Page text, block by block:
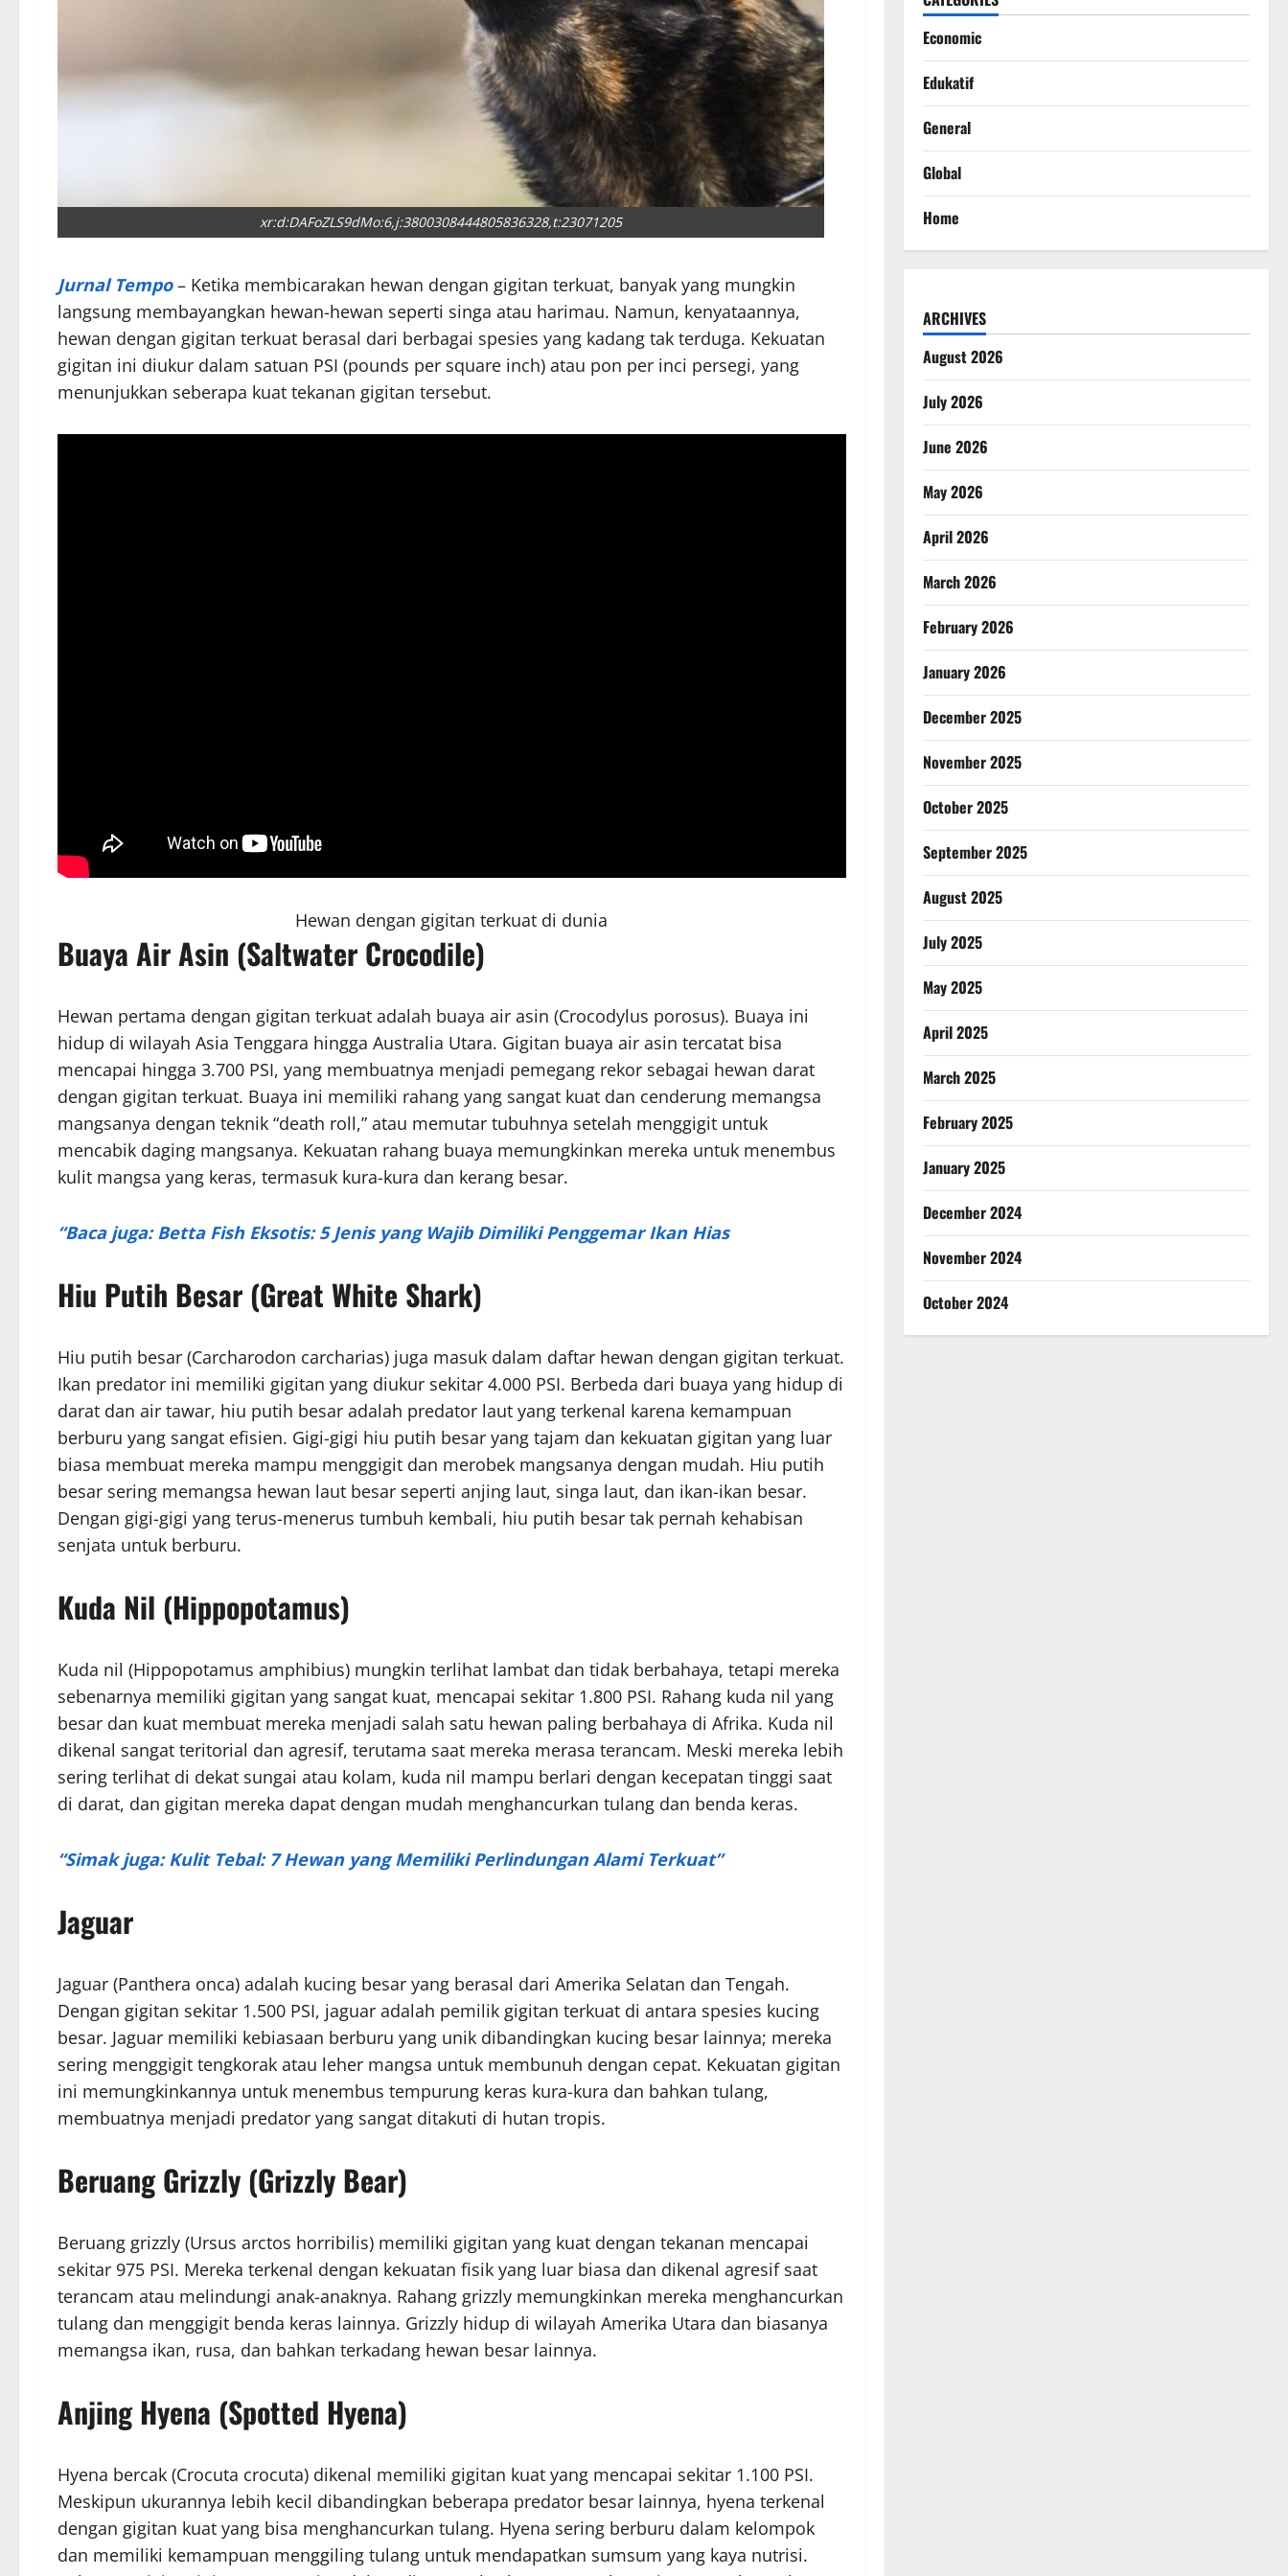
xr:d:DAFoZLS9dMo:6,j:3800308444805836328,t:23071205
Jurnal Tempo– Ketika membicarakan hewan dengan gigitan terkuat, banyak yang mungkin
langsung membayangkan hewan-hewan seperti singa atau harimau. Namun, kenyataannya,
hewan dengan gigitan terkuat berasal dari berbagai spesies yang kadang tak terduga. Kekuatan
gigitan ini diukur dalam satuan PSI (pounds per square inch) atau pon per inci persegi, yang
menunjukkan seberapa kuat tekanan gigitan tersebut.
Hewan dengan gigitan terkuat di dunia
Buaya Air Asin (Saltwater Crocodile)
Hewan pertama dengan gigitan terkuat adalah buaya air asin (Crocodylus porosus). Buaya ini
hidup di wilayah Asia Tenggara hingga Australia Utara. Gigitan buaya air asin tercatat bisa
mencapai hingga 3.700 PSI, yang membuatnya menjadi pemegang rekor sebagai hewan darat
dengan gigitan terkuat. Buaya ini memiliki rahang yang sangat kuat dan cenderung memangsa
mangsanya dengan teknik “death roll,” atau memutar tubuhnya setelah menggigit untuk
mencabik daging mangsanya. Kekuatan rahang buaya memungkinkan mereka untuk menembus
kulit mangsa yang keras, termasuk kura-kura dan kerang besar.
“Baca juga: Betta Fish Eksotis: 5 Jenis yang Wajib Dimiliki Penggemar Ikan Hias
Hiu Putih Besar (Great White Shark)
Hiu putih besar (Carcharodon carcharias) juga masuk dalam daftar hewan dengan gigitan terkuat.
Ikan predator ini memiliki gigitan yang diukur sekitar 4.000 PSI. Berbeda dari buaya yang hidup di
darat dan air tawar, hiu putih besar adalah predator laut yang terkenal karena kemampuan
berburu yang sangat efisien. Gigi-gigi hiu putih besar yang tajam dan kekuatan gigitan yang luar
biasa membuat mereka mampu menggigit dan merobek mangsanya dengan mudah. Hiu putih
besar sering memangsa hewan laut besar seperti anjing laut, singa laut, dan ikan-ikan besar.
Dengan gigi-gigi yang terus-menerus tumbuh kembali, hiu putih besar tak pernah kehabisan
senjata untuk berburu.
Kuda Nil (Hippopotamus)
Kuda nil (Hippopotamus amphibius) mungkin terlihat lambat dan tidak berbahaya, tetapi mereka
sebenarnya memiliki gigitan yang sangat kuat, mencapai sekitar 1.800 PSI. Rahang kuda nil yang
besar dan kuat membuat mereka menjadi salah satu hewan paling berbahaya di Afrika. Kuda nil
dikenal sangat teritorial dan agresif, terutama saat mereka merasa terancam. Meski mereka lebih
sering terlihat di dekat sungai atau kolam, kuda nil mampu berlari dengan kecepatan tinggi saat
di darat, dan gigitan mereka dapat dengan mudah menghancurkan tulang dan benda keras.
“Simak juga: Kulit Tebal: 7 Hewan yang Memiliki Perlindungan Alami Terkuat”
Jaguar
Jaguar (Panthera onca) adalah kucing besar yang berasal dari Amerika Selatan dan Tengah.
Dengan gigitan sekitar 1.500 PSI, jaguar adalah pemilik gigitan terkuat di antara spesies kucing
besar. Jaguar memiliki kebiasaan berburu yang unik dibandingkan kucing besar lainnya; mereka
sering menggigit tengkorak atau leher mangsa untuk membunuh dengan cepat. Kekuatan gigitan
ini memungkinkannya untuk menembus tempurung keras kura-kura dan bahkan tulang,
membuatnya menjadi predator yang sangat ditakuti di hutan tropis.
Beruang Grizzly (Grizzly Bear)
Beruang grizzly (Ursus arctos horribilis) memiliki gigitan yang kuat dengan tekanan mencapai
sekitar 975 PSI. Mereka terkenal dengan kekuatan fisik yang luar biasa dan dikenal agresif saat
terancam atau melindungi anak-anaknya. Rahang grizzly memungkinkan mereka menghancurkan
tulang dan menggigit benda keras lainnya. Grizzly hidup di wilayah Amerika Utara dan biasanya
memangsa ikan, rusa, dan bahkan terkadang hewan besar lainnya.
Anjing Hyena (Spotted Hyena)
Hyena bercak (Crocuta crocuta) dikenal memiliki gigitan kuat yang mencapai sekitar 1.100 PSI.
Meskipun ukurannya lebih kecil dibandingkan beberapa predator besar lainnya, hyena terkenal
dengan gigitan kuat yang bisa menghancurkan tulang. Hyena sering berburu dalam kelompok
dan memiliki kemampuan menggiling tulang untuk mendapatkan sumsum yang kaya nutrisi.
Economic
Edukatif
General
Global
Home
ARCHIVES
August 2026
July 2026
June 2026
May 2026
April 2026
March 2026
February 2026
January 2026
December 2025
November 2025
October 2025
September 2025
August 2025
July 2025
May 2025
April 2025
March 2025
February 2025
January 2025
December 2024
November 2024
October 2024